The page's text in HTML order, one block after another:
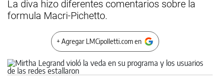
La diva hizo diferentes comentarios sobre la
formula Macri-Pichetto.
+ Agregar LMCipolletti.com en